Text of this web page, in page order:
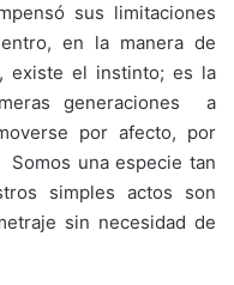
sus limitaciones
en la manera de
existe el instinto; es la
generaciones a
por afecto, por
una especie tan
simples actos son
sin necesidad de